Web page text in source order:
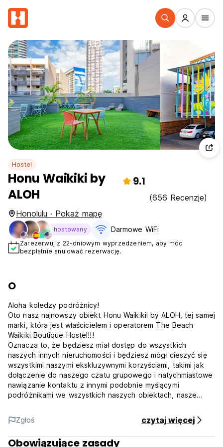
Hostel
Honu Waikiki by
ALOH
9.1
(656 Recenzje)
Honolulu · Pokaż mapę
hostowany Darmowe WiFi
Zarezerwuj z 22-dniowym wyprzedzeniem, aby móc
bezpłatnie anulować rezerwację.
O
Aloha koledzy podróżnicy!
Oto nasz najnowszy obiekt Honu Waikikii by ALOH, tej samej
marki, która jest właścicielem i operatorem The Beach
Waikiki Boutique Hostel!!!
Oznacza to, że będziesz miał dostęp do wszystkich
naszych innych nieruchomości i będziesz mógł cieszyć się
wszystkimi naszymi ekskluzywnymi korzyściami, takimi jak
dołączenie do naszego czatu grupowego i natychmiastowe
nawiązanie kontaktu z innymi podobnie myślącymi
podróżnikami we wszystkich naszych obiektach, nasze
innych korzyści, które zostaną wymienione w powitalnym e-
mailu / SMS-ie!
***Wymagania dotyczące zameldowania***
- Dowód tożsamości (paszport lub prawo jazdy)
Zgłoś czytaj więcej
Obowiązujące zasady